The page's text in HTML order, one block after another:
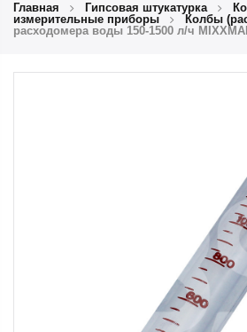
Главная Гипсовая штукатурка
измерительные приборы
Колбы
расходомера воды 150-1500 л/ч